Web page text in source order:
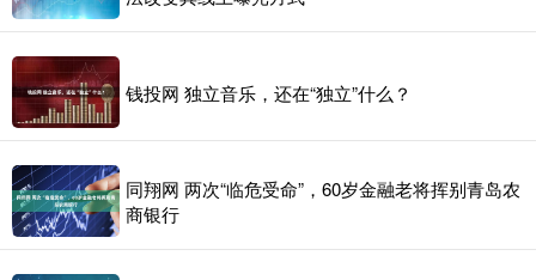
钱投网 独立音乐，还在“独立”什么？
同翔网 两次“临危受命”，60岁金融老将挥别青岛农
商银行